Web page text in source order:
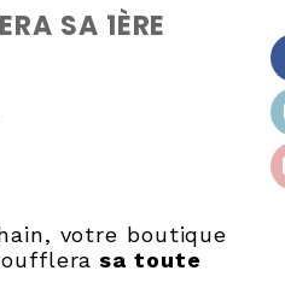
SA 1ÈRE
votre boutique
sa toute